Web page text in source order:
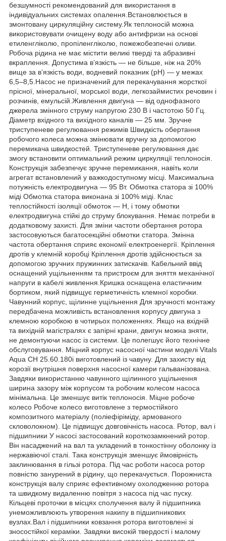
безшумності рекомендований для використання в
індивідуальних системах опалення.Встановлюється в
змонтовану циркуляційну систему.Як теплоносій можна
використовувати очищену воду або антифризи на основі
етиленгліколю, пропіленгліколю, пожежобезпечні оливи.
Робоча рідина не має містити великі тверді та абразивні
вкраплення. Допустима в’язкість — не більше, ніж на 20%
вище за в’язкість води, водневий показник (рН) — у межах
6,5–8,5.Насос не призначений для перекачування жорсткої
прісної, мінеральної, морської води, легкозаймистих речовин і
розчинів, емульсій.Живлення двигуна — від однофазного
джерела змінного струму напругою 230 В і частотою 50 Гц.
Діаметр вхідного та вихідного каналів — 25 мм. Зручне
триступеневе регулювання режимів Швидкість обертання
робочого колеса можна змінювати вручну за допомогою
перемикача швидкостей. Триступеневе регулювання дає
змогу встановити оптимальний режим циркуляції теплоносія.
Конструкція забезпечує зручне перемикання, навіть коли
агрегат встановлений у важкодоступному місці. Максимальна
потужність електродвигуна — 95 Вт. Обмотка статора зі 100%
міді Обмотка статора виконана зі 100% міді. Клас
теплостійкості ізоляції обмоток — Н, і тому обмотки
електродвигуна стійкі до струму блокування. Немає потреби в
додатковому захисті. Для зміни частоти обертання ротора
застосовуються багатосекційні обмотки статора. Змінна
частота обертання сприяє економії електроенергії. Кріплення
дротів у клемній коробці Кріплення дротів здійснюється за
допомогою зручних пружинних затискачів. Кабельний ввід
оснащений ущільненням та пристроєм для зняття механічної
напруги в кабелі живлення.Кришка оснащена еластичним
бортиком, який підвищує герметичність клемної коробки.
Чавунний корпус, щілинне ущільнення Для зручності монтажу
передбачена можливість встановлення корпусу двигуна з
клемною коробкою в чотирьох положеннях. Якщо на вхідній
та вихідній магістралях є запірні крани, двигун можна зняти,
не демонтуючи насос із системи. Це полегшує його технічне
обслуговування. Міцний корпус насосної частини моделі Vitals
Aqua CH 25.60.180i виготовлений із чавуну. Для захисту від
корозії внутрішня поверхня насосної камери гальванізована.
Завдяки використанню чавунного щілинного ущільнення
ширина зазору між корпусом та робочим колесом насоса
мінімальна. Це зменшує витік теплоносія. Міцне робоче
колесо Робоче колесо виготовлене з термостійкого
композитного матеріалу (поліефіріміду, армованого
скловолокном). Це підвищує довговічність насоса. Ротор, вал і
підшипники У насосі застосований короткозамкнений ротор.
Він насаджений на вал та укладений в тонкостінну оболонку із
нержавіючої сталі. Така конструкція зменшує ймовірність
заклинювання в гільзі ротора. Під час роботи насоса ротор
повністю занурений в рідину, що перекачується. Порожниста
конструкція валу сприяє ефективному охолодженню ротора
та швидкому видаленню повітря з насоса під час пуску.
Кільцеві проточки в місцях сполучення валу й підшипника
унеможливлюють утворення накипу в підшипникових
вузлах.Вал і підшипники ковзання ротора виготовлені зі
зносостійкої кераміки. Завдяки високій твердості і малому